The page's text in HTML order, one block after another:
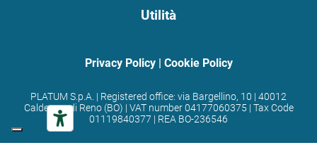
Utilità
Privacy Policy| Cookie Policy
PLATUM S.p.A. | Registered office: via Bargellino, 10 | 40012
Calderara di Reno (BO) | VAT number 04177060375 | Tax Code
01119840377 | REA BO-236546